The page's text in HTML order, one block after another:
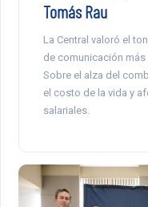
Tomás Rau
La Central valoró el
de comunicación
Sobre el alza del
el costo de la vida y
salariales.